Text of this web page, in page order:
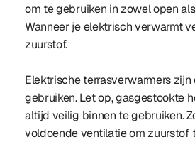
om te gebruiken in zowel open
Wanneer je elektrisch verwarmt
zuurstof.
Elektrische terrasverwarmers
gebruiken. Let op, gasgestookte
altijd veilig binnen te gebruiken.
voldoende ventilatie om zuurstof